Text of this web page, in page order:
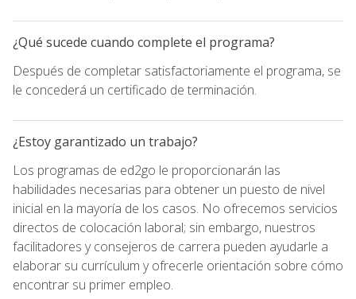
¿Qué sucede cuando complete el programa?
Después de completar satisfactoriamente el programa, se
le concederá un certificado de terminación.
¿Estoy garantizado un trabajo?
Los programas de ed2go le proporcionarán las
habilidades necesarias para obtener un puesto de nivel
inicial en la mayoría de los casos. No ofrecemos servicios
directos de colocación laboral; sin embargo, nuestros
facilitadores y consejeros de carrera pueden ayudarle a
elaborar su currículum y ofrecerle orientación sobre cómo
encontrar su primer empleo.